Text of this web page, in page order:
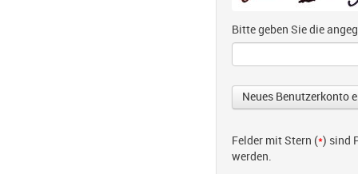
Bitte geben Sie die
Felder mit Stern (*) sind
werden.